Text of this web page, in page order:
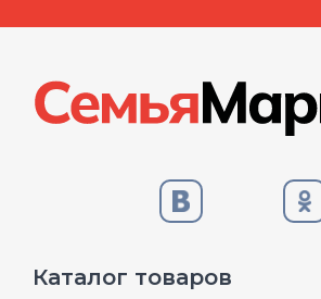
Каталог товаров